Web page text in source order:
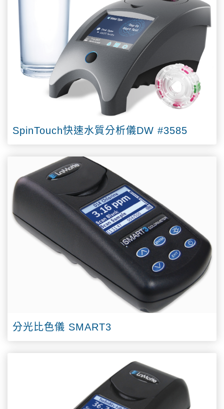
SpinTouch快速水質分析儀DW #3585
分光比色儀 SMART3